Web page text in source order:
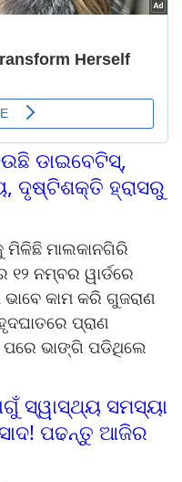
ଡାଇବେଟିସ୍‌,
ଦୃଷ୍ଟିଶକ୍ତି ହ୍ରାସରୁ
ମିଳିଛି ମାଲକାନଗିରି
୧୨ ନମ୍ବର ୱାର୍ଡରେ
କାମ କରି ଗୁଜରାଣ
ପ୍ରାଣ
ପରେ ଭାଙ୍ଗି ପଡିଥିଲେ
ସ୍ୱାସ୍ଥ୍ୟ ସମସ୍ୟା
ପଢନ୍ତୁ ଆଜିର